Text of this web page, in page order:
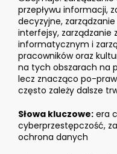
przepływu informacji,
decyzyjne,
interfejsy, zarządzanie
informatycznym i
pracowników oraz
na tych obszarach na
lecz znacząco po-
często zależy dalsze
Słowa kluczowe: era
cyberprzestępczość,
ochrona danych